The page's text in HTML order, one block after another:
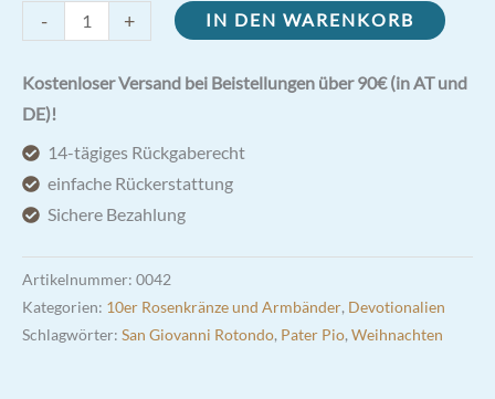
-
Pio
Zehner
Rosenkranz
+ IN DEN WARENKORB
Kostenloser Versand bei Beistellungen über 90€ (in AT und
DE)!
14-tägiges Rückgaberecht
einfache Rückerstattung
Sichere Bezahlung
Artikelnummer: 0042
Kategorien: 10er Rosenkränze und Armbänder, Devotionalien
Schlagwörter: San Giovanni Rotondo, Pater Pio, Weihnachten